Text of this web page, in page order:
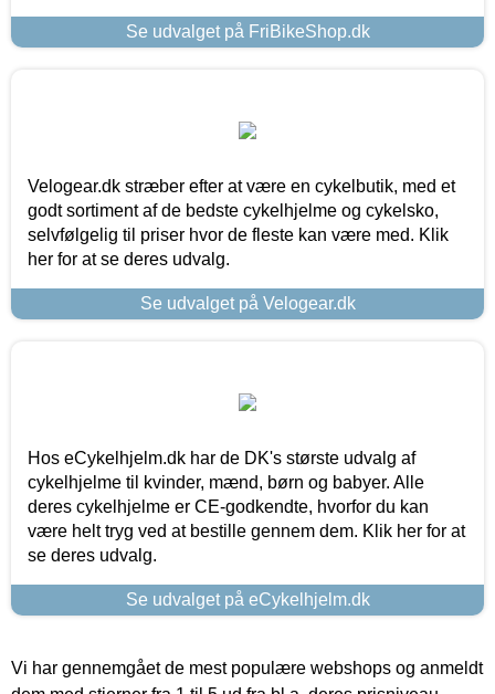
Se udvalget på FriBikeShop.dk
Velogear.dk stræber efter at være en cykelbutik, med et
godt sortiment af de bedste cykelhjelme og cykelsko,
selvfølgelig til priser hvor de fleste kan være med. Klik
her for at se deres udvalg.
Se udvalget på Velogear.dk
Hos eCykelhjelm.dk har de DK's største udvalg af
cykelhjelme til kvinder, mænd, børn og babyer. Alle
deres cykelhjelme er CE-godkendte, hvorfor du kan
være helt tryg ved at bestille gennem dem. Klik her for at
se deres udvalg.
Se udvalget på eCykelhjelm.dk
Vi har gennemgået de mest populære webshops og anmeldt